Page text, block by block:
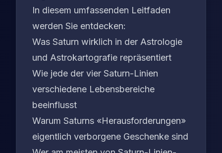
In diesem umfassenden Leitfaden
werden Sie entdecken:
Was Saturn wirklich in der Astrologie
und Astrokartografie repräsentiert
Wie jede der vier Saturn-Linien
verschiedene Lebensbereiche
beeinflusst
Warum Saturns «Herausforderungen»
eigentlich verborgene Geschenke sind